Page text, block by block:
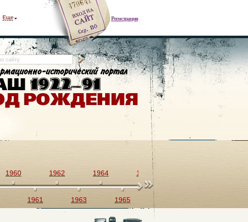
Регистрация
Еще
1960
1961
1962
1963
1964
1965
1966